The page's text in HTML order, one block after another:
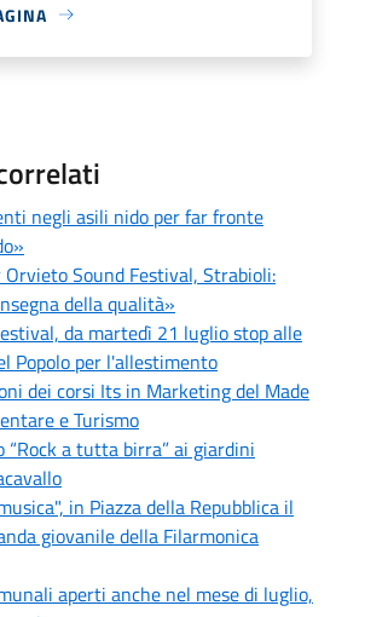
negli asili nido per far fronte
Sound Festival, Strabioli:
della qualità»
da martedì 21 luglio stop alle
Popolo per l'allestimento
dei corsi Its in Marketing del Made
e Turismo
“Rock a tutta birra” ai giardini
in Piazza della Repubblica il
giovanile della Filarmonica
aperti anche nel mese di luglio,